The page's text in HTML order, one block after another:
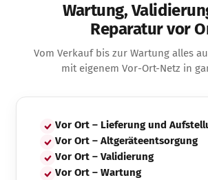
Wartung,
Reparatur vor
Vom Verkauf bis zur Wartung alles
mit eigenem Vor-Ort-Netz in
Vor Ort – Lieferung und
Vor Ort – Altgeräteentsorgung
Vor Ort – Validierung
Vor Ort – Wartung